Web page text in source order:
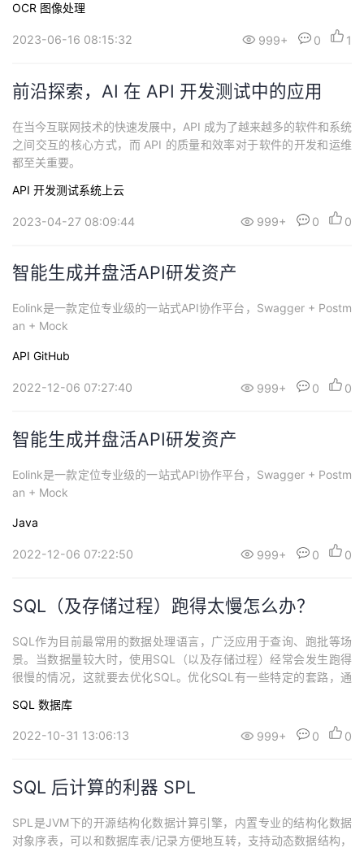
域划分为易于处理的行和列，从而减少字符识别的错误率。近期在2
023年度视觉与学习青年学者研讨会（VALSE）上，作为智能文档处
OCR 图像处理
2023-06-16 08:15:32 999+ 0 1
前沿探索，AI 在 API 开发测试中的应用
在当今互联网技术的快速发展中，API 成为了越来越多的软件和系统
之间交互的核心方式，而 API 的质量和效率对于软件的开发和运维
都至关重要。
API 开发测试系统上云
2023-04-27 08:09:44 999+ 0 0
智能生成并盘活API研发资产
Eolink是一款定位专业级的一站式API协作平台，Swagger + Postm
an + Mock
API GitHub
2022-12-06 07:27:40 999+ 0 0
智能生成并盘活API研发资产
Eolink是一款定位专业级的一站式API协作平台，Swagger + Postm
an + Mock
Java
2022-12-06 07:22:50 999+ 0 0
SQL（及存储过程）跑得太慢怎么办？
SQL作为目前最常用的数据处理语言，广泛应用于查询、跑批等场
景。当数据量较大时，使用SQL（以及存储过程）经常会发生跑得
很慢的情况，这就要去优化SQL。优化SQL有一些特定的套路，通
QL，比如对于连续数值判断可以用between来替代in，select语句
指明字段名称，用union all替代union，把exists改写成join等。
SQL 数据库
2022-10-31 13:06:13 999+ 0 0
SQL 后计算的利器 SPL
SPL是JVM下的开源结构化数据计算引擎，内置专业的结构化数据
对象序表，可以和数据库表/记录方便地互转，支持动态数据结构，